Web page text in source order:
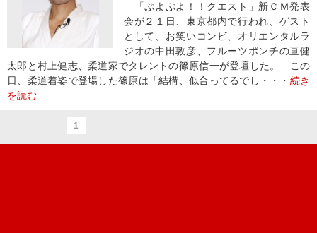
「ぷよぷよ！！クエスト」新ＣＭ発表
会が２１日、東京都内で行われ、ゲスト
として、お笑いコンビ、オリエンタルラ
ジオの中田敦彦、フルーツポンチの亘健
太郎と村上健志、柔道家でタレントの篠原信一が登壇した。 この
日、柔道着姿で登場した篠原は「結構、似合ってるでし・・・ 続き
を読む
1